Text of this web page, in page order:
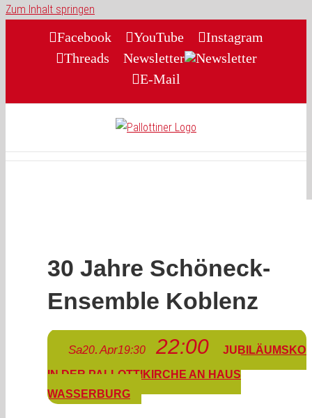
Zum Inhalt springen
Facebook YouTube
Instagram
Threads
Newsletter
E-Mail
30 Jahre Schöneck-
Ensemble Koblenz
Sa20 Apr19:30 22:00
IN DER PALLOTTIKIRCHE AN HAUS
WASSERBURG